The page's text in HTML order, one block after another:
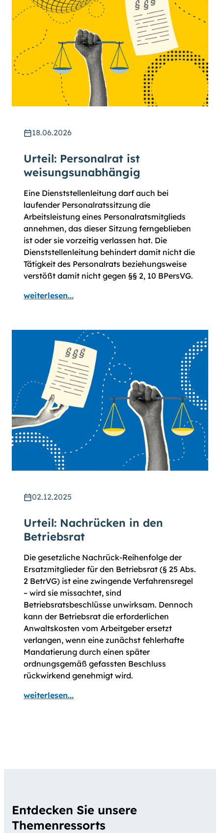
18.06.2026
Urteil: Personalrat ist
weisungsunabhängig
Eine Dienststellenleitung darf auch bei
laufender Personalratssitzung die
Arbeitsleistung eines Personalratsmitglieds
annehmen, das dieser Sitzung ferngeblieben
ist oder sie vorzeitig verlassen hat. Die
Dienststellenleitung behindert damit nicht die
Tätigkeit des Personalrats beziehungsweise
verstößt damit nicht gegen §§ 2, 10 BPersVG.
weiterlesen...
02.12.2025
Urteil: Nachrücken in den
Betriebsrat
Die gesetzliche Nachrück-Reihenfolge der
Ersatzmitglieder für den Betriebsrat (§ 25 Abs.
2 BetrVG) ist eine zwingende Verfahrensregel
– wird sie missachtet, sind
Betriebsratsbeschlüsse unwirksam. Dennoch
kann der Betriebsrat die erforderlichen
Anwaltskosten vom Arbeitgeber ersetzt
verlangen, wenn eine zunächst fehlerhafte
Mandatierung durch einen später
ordnungsgemäß gefassten Beschluss
rückwirkend genehmigt wird.
weiterlesen...
Entdecken Sie unsere
Themenressorts